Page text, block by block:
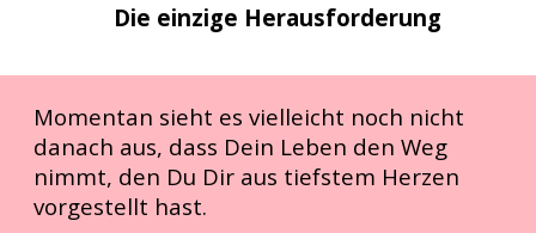
Die einzige Herausforderung
Momentan sieht es vielleicht noch nicht
danach aus, dass Dein Leben den Weg
nimmt, den Du Dir aus tiefstem Herzen
vorgestellt hast.